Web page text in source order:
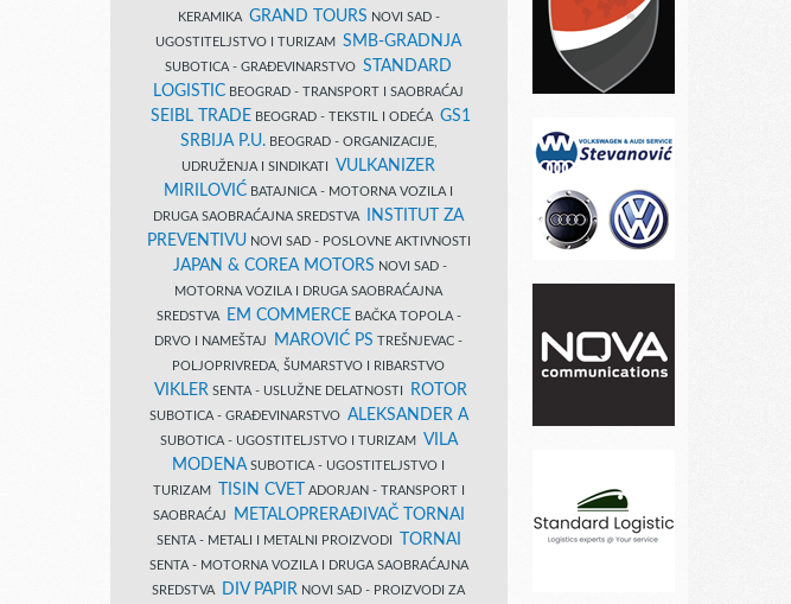
KERAMIKA GRAND TOURS NOVI SAD -
UGOSTITELJSTVO I TURIZAM SMB-GRADNJA
SUBOTICA - GRAĐEVINARSTVO STANDARD
LOGISTIC BEOGRAD - TRANSPORT I SAOBRAĆAJ
SEIBL TRADE BEOGRAD - TEKSTIL I ODEĆA GS1
SRBIJA P.U.BEOGRAD - ORGANIZACIJE,
UDRUŽENJA I SINDIKATI VULKANIZER
MIRILOVIĆ BATAJNICA - MOTORNA VOZILA I
DRUGA SAOBRAĆAJNA SREDSTVA
INSTITUT ZA
PREVENTIVUNOVI SAD - POSLOVNE AKTIVNOSTI
JAPAN & COREA MOTORS NOVI SAD -
MOTORNA VOZILA I DRUGA SAOBRAĆAJNA
SREDSTVA
EM COMMERCE BAČKA TOPOLA -
DRVO I NAMEŠTAJ
MAROVIĆ PS TREŠNJEVAC -
POLJOPRIVREDA, ŠUMARSTVO I RIBARSTVO
VIKLER SENTA - USLUŽNE DELATNOSTI ROTOR
SUBOTICA - GRAĐEVINARSTVO ALEKSANDER A
SUBOTICA - UGOSTITELJSTVO I TURIZAM VILA
MODENA SUBOTICA - UGOSTITELJSTVO I
TURIZAM
TISIN CVET
ADORJAN - TRANSPORT I
SAOBRAĆAJ
METALOPRERAĐIVAČ TORNAI
SENTA - METALI I METALNI PROIZVODI TORNAI
SENTA - MOTORNA VOZILA I DRUGA SAOBRAĆAJNA
SREDSTVA
DIV PAPIR NOVI SAD - PROIZVODI ZA